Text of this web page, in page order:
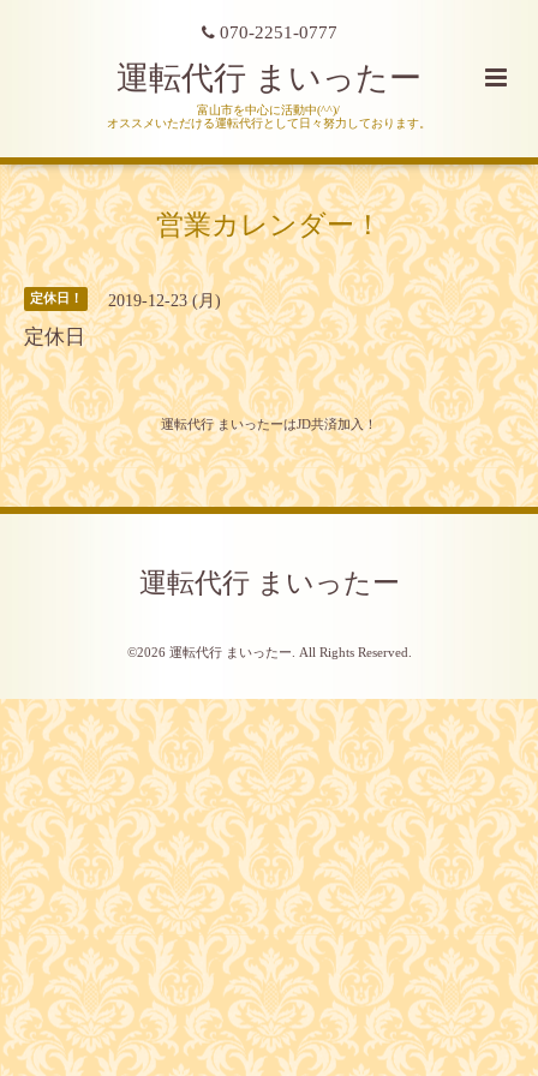
070-2251-0777
運転代行 まいったー
富山市を中心に活動中(^^)/
オススメいただける運転代行として日々努力しております。
営業カレンダー！
定休日！ 2019-12-23 (月)
定休日
運転代行 まいったーはJD共済加入！
運転代行 まいったー
©2026 運転代行 まいったー . All Rights Reserved.